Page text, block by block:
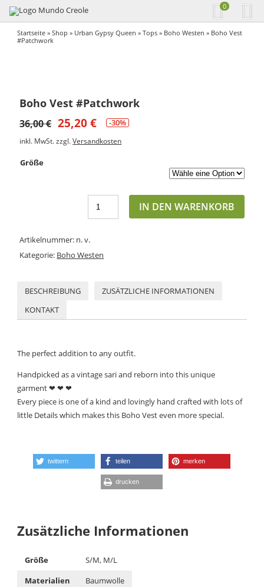
0
Startseite »Shop » Urban Gypsy Queen »Tops » Boho Westen » Boho Vest
#Patchwork
Boho Vest #Patchwork
36,00€ 25,20€ -30%
inkl. MwSt. zzgl.Versandkosten
Größe
IN DEN WARENKORB
Artikelnummer: n. v.
Kategorie: Boho Westen
BESCHREIBUNG
ZUSÄTZLICHE INFORMATIONEN
KONTAKT
The perfect addition to any outfit.
Handpicked as a vintage sari and reborn into this unique
garment ❤ ❤ ❤
Every piece is one of a kind and lovingly hand crafted with lots of
little Details which makes this Boho Vest even more special.
twittern teilen merken
drucken
Zusätzliche Informationen
Größe
S/M, M/L
Materialien
Baumwolle